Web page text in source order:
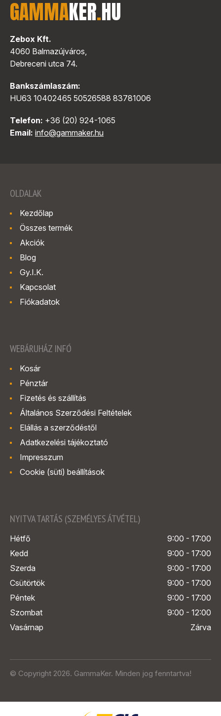
GAMMAKER.HU
Zebox Kft.
4060 Balmazújváros,
Debreceni utca 74.
Bankszámlaszám:
HU63 10402465 50526588 83781006
Telefon: +36 (20) 924-1065
Email: info@gammaker.hu
OLDALAK
Kezdőlap
Összes termék
Akciók
Blog
Gy.I.K.
Kapcsolat
Fiókadatok
WEBÁRUHÁZ INFÓ
Kosár
Pénztár
Fizetés és szállítás
Általános Szerződési Feltételek
Elállás a szerződéstől
Adatkezelési tájékoztató
Impresszum
Cookie (süti) beállítások
NYITVA TARTÁS (SZEMÉLYES ÁTVÉTEL)
Hétfő
9:00 - 17:00
Kedd
9:00 - 17:00
Szerda
9:00 - 17:00
Csütörtök
9:00 - 17:00
Péntek
9:00 - 17:00
Szombat
9:00 - 12:00
Vasárnap
Zárva
© Copyright 2026. GammaKer. Minden jog fenntartva!